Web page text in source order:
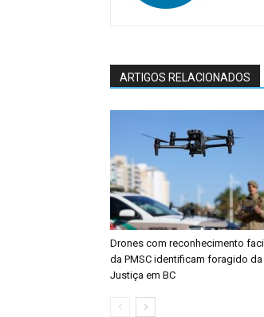
ARTIGOS RELACIONADOS
Drones com reconhecimento
da PMSC identificam foragido da
Justiça em BC